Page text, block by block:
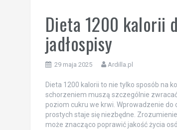
Dieta 1200 kalorii
jadłospisy
29 maja 2025 Ardilla.pl
Dieta 1200 kalorii to nie tylko sposób na
schorzeniem muszą szczególnie
poziom cukru we krwi. Wprowadzenie do
prostych staje się niezbędne.
może znacząco poprawić jakość życia